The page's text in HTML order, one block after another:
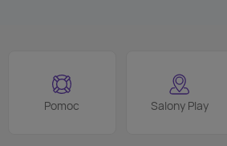
Pomoc Salony Play